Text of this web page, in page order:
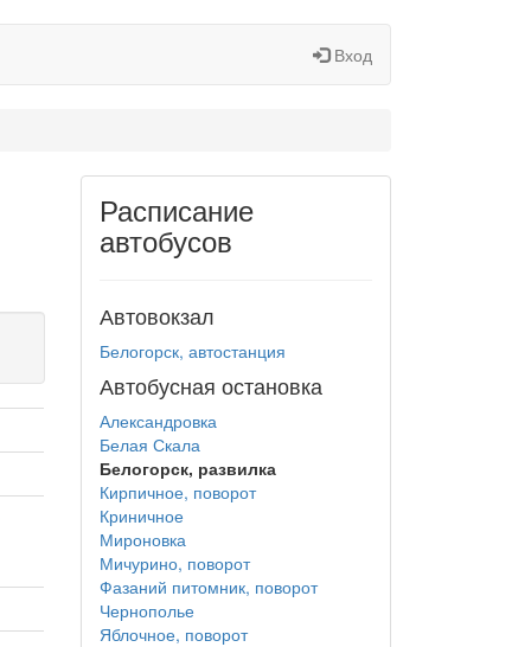
Вход
Расписание
автобусов
Автовокзал
Белогорск, автостанция
Автобусная остановка
Александровка
Белая Скала
Белогорск, развилка
Кирпичное, поворот
Криничное
Мироновка
Мичурино, поворот
Фазаний питомник, поворот
Чернополье
Яблочное, поворот